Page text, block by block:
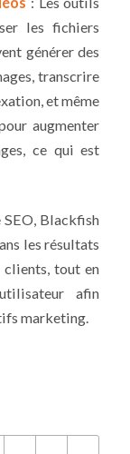
les fichiers
générer des
transcrire
et même
augmenter
ce qui est
SEO, Blackfish
les résultats
clients, tout en
afin
marketing.